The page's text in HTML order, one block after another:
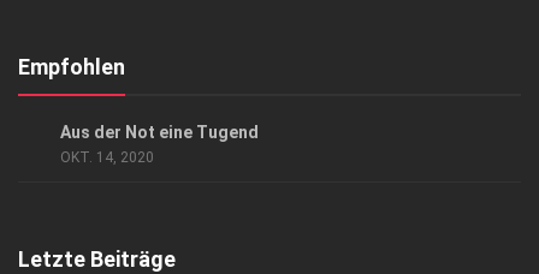
Kontakt, Impressum
Empfohlen
Aus der Not eine Tugend
OKT. 14, 2020
Letzte Beiträge